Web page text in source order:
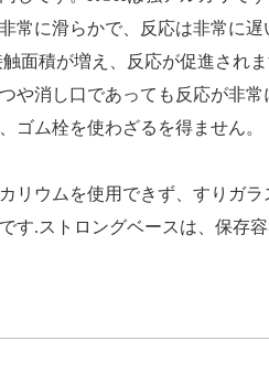
常に滑らかで、反応は非常に
面積が増え、反応が促進され
や消し口であっても反応が非
ゴム栓を使わざるを得ません。
リウムを使用できず、すりガ
す.ストロングベースは、保存